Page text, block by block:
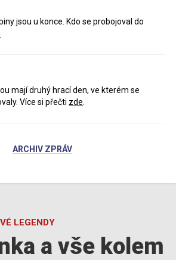
jsou u konce. Kdo se probojoval do
mají druhý hrací den, ve kterém se
Více si přečti zde
ARCHIV ZPRÁV
LEGENDY
a vše kolem